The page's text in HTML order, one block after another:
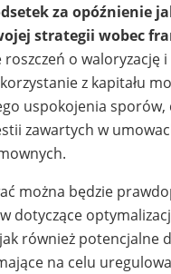
za opóźnienie
strategii wobec
o waloryzację i
z kapitału
uspokojenia sporów,
zawartych w
można będzie
dotyczące
również potencjalne
na celu